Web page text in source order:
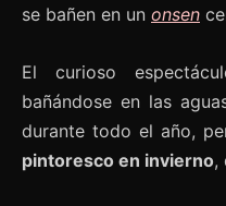
se bañen en un onsen
El curioso
bañándose en las
durante todo el año,
pintoresco en invierno,